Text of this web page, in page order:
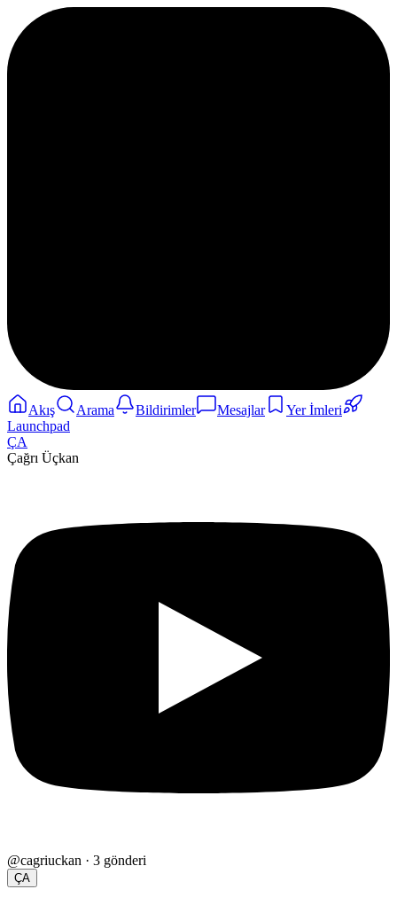
Akış Arama Bildirimler Mesajlar
Yer İmleri
Launchpad
ÇA
Çağrı Üçkan
@cagriuckan · 3 gönderi
ÇA